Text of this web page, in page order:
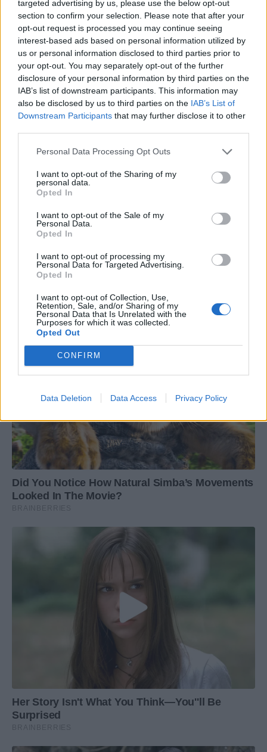
targeted advertising by us, please use the below opt-out
section to confirm your selection. Please note that after your
opt-out request is processed you may continue seeing
interest-based ads based on personal information utilized by
us or personal information disclosed to third parties prior to
your opt-out. You may separately opt-out of the further
disclosure of your personal information by third parties on the
IAB’s list of downstream participants. This information may
also be disclosed by us to third parties on the IAB’s List of
Downstream Participants that may further disclose it to other
Personal Data Processing Opt Outs
I want to opt-out of the Sharing of my
personal data.
Opted In
I want to opt-out of the Sale of my
Personal Data.
Opted In
I want to opt-out of processing my
Personal Data for Targeted Advertising.
Opted In
I want to opt-out of Collection, Use,
Retention, Sale, and/or Sharing of my
Personal Data that Is Unrelated with the
Purposes for which it was collected.
Opted Out
CONFIRM
Data Deletion Data Access Privacy Policy